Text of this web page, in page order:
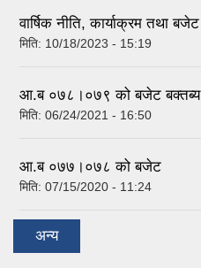
वार्षिक नीति, कार्याक्रम तथा बजेट
मिति: 10/18/2023 - 15:19
आ.ब ०७८।०७९ को बजेट बक्तब्य
मिति: 06/24/2021 - 16:50
आ.ब ०७७।०७८ को बजेट
मिति: 07/15/2020 - 11:24
अन्य